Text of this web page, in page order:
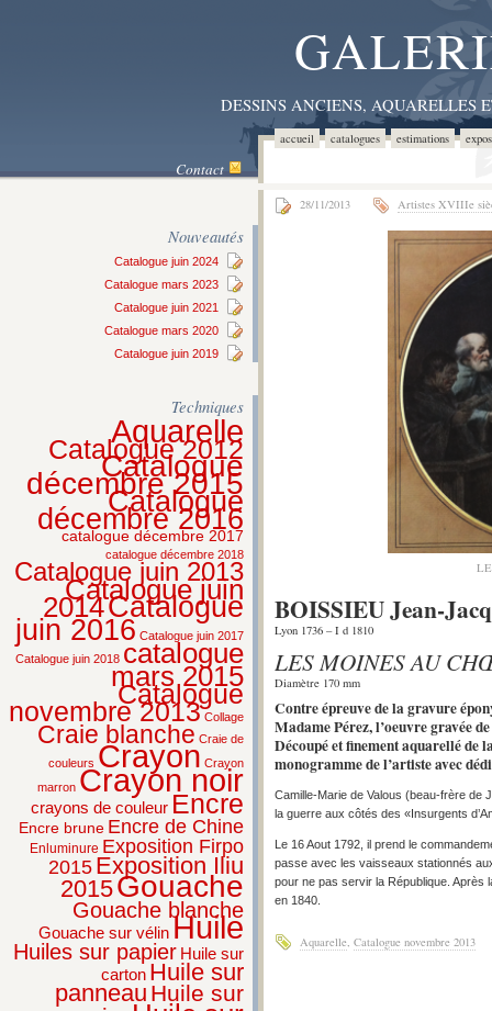
DESSINS ANCIENS,
accueil catalogues estimations
Contact
Nouveautés
Catalogue juin 2024
Catalogue mars 2023
Catalogue juin 2021
Catalogue mars 2020
Catalogue juin 2019
Techniques
Aquarelle
Catalogue 2012
Catalogue
décembre 2015
Catalogue
décembre 2016
catalogue décembre 2017
catalogue décembre 2018
Catalogue juin 2013
Catalogue juin
2014Catalogue
juin 2016 Catalogue juin 2017
Catalogue juin 2018 catalogue
mars 2015
Catalogue
novembre 2013 Collage
Craie blanche Craie de
couleurs Crayon Crayon
marron Crayon noir
crayons de couleur Encre
Encre brune Encre de Chine
Enluminure Exposition Firpo
2015 Exposition Iliu
2015Gouache
Gouache blanche
Gouache sur vélinHuile
Huiles sur papier Huile sur
carton Huile sur
panneau Huile sur
28/11/2013 Artistes XVIIIe
BOISSIEU Jean-
Lyon 1736 – I d 1810
LES MOINES AU
Diamètre 170 mm
Contre épreuve de la gravure
Madame Pérez, l’oeuvre gravée
Découpé et finement aquarellé de
monogramme de l’artiste avec
Camille-Marie de Valous (beau-frère de
la guerre aux côtés des «Insurgents
Le 16 Aout 1792, il prend le
passe avec les vaisseaux stationnés
pour ne pas servir la République. Après
en 1840.
Aquarelle Catalogue novembre 2013